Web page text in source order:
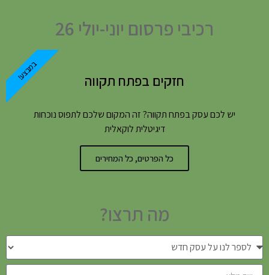
רכיבי פרסום יוני-יולי 26
חזקים בפתח תקווה
יש לכם עסק בפתח תקווה? זה המקום שלכם לתפוס נוכחות
דיגיטלית לוקאלית
כל הפרטים, כל המחירים
במבצע!
מה תרצו?